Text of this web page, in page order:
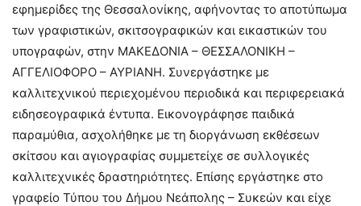
εφημερίδες της Θεσσαλονίκης, αφήνοντας το αποτύπωμα
των γραφιστικών, σκιτσογραφικών και εικαστικών του
υπογραφών, στην ΜΑΚΕΔΟΝΙΑ – ΘΕΣΣΑΛΟΝΙΚΗ –
ΑΓΓΕΛΙΟΦΟΡΟ – ΑΥΡΙΑΝΗ. Συνεργάστηκε με
καλλιτεχνικού περιεχομένου περιοδικά και περιφερειακά
ειδησεογραφικά έντυπα. Εικονογράφησε παιδικά
παραμύθια, ασχολήθηκε με τη διοργάνωση εκθέσεων
σκίτσου και αγιογραφίας συμμετείχε σε συλλογικές
καλλιτεχνικές δραστηριότητες. Επίσης εργάστηκε στο
γραφείο Τύπου του Δήμου Νεάπολης – Συκεών και είχε